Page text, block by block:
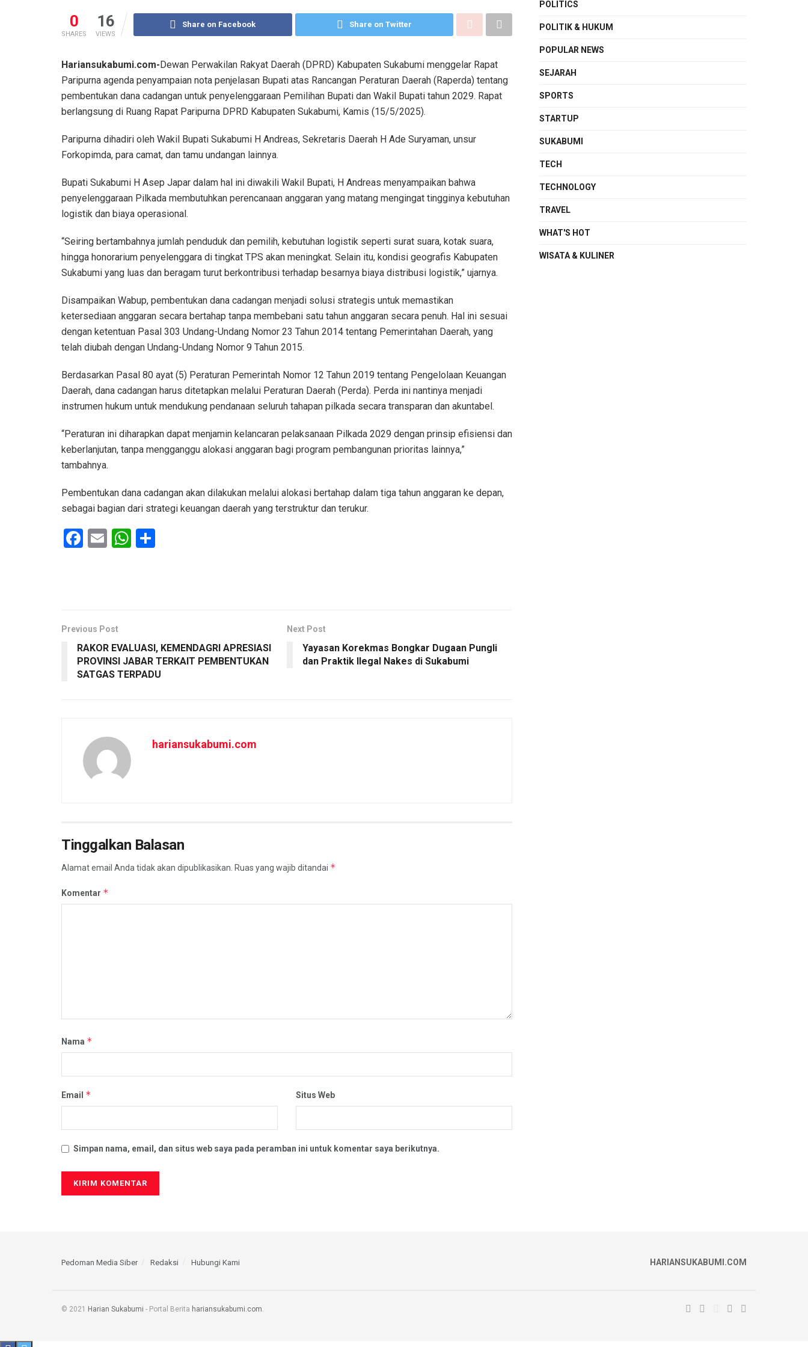
0
SHARES
16
VIEWS
Share on Facebook Share on Twitter
Hariansukabumi.com-Dewan Perwakilan Rakyat Daerah (DPRD) Kabupaten Sukabumi menggelar Rapat
Paripurna agenda penyampaian nota penjelasan Bupati atas Rancangan Peraturan Daerah (Raperda) tentang
pembentukan dana cadangan untuk penyelenggaraan Pemilihan Bupati dan Wakil Bupati tahun 2029. Rapat
berlangsung di Ruang Rapat Paripurna DPRD Kabupaten Sukabumi, Kamis (15/5/2025).
Paripurna dihadiri oleh Wakil Bupati Sukabumi H Andreas, Sekretaris Daerah H Ade Suryaman, unsur
Forkopimda, para camat, dan tamu undangan lainnya.
Bupati Sukabumi H Asep Japar dalam hal ini diwakili Wakil Bupati, H Andreas menyampaikan bahwa
penyelenggaraan Pilkada membutuhkan perencanaan anggaran yang matang mengingat tingginya kebutuhan
logistik dan biaya operasional.
“Seiring bertambahnya jumlah penduduk dan pemilih, kebutuhan logistik seperti surat suara, kotak suara,
hingga honorarium penyelenggara di tingkat TPS akan meningkat. Selain itu, kondisi geografis Kabupaten
Sukabumi yang luas dan beragam turut berkontribusi terhadap besarnya biaya distribusi logistik,” ujarnya.
Disampaikan Wabup, pembentukan dana cadangan menjadi solusi strategis untuk memastikan
ketersediaan anggaran secara bertahap tanpa membebani satu tahun anggaran secara penuh. Hal ini sesuai
dengan ketentuan Pasal 303 Undang-Undang Nomor 23 Tahun 2014 tentang Pemerintahan Daerah, yang
telah diubah dengan Undang-Undang Nomor 9 Tahun 2015.
Berdasarkan Pasal 80 ayat (5) Peraturan Pemerintah Nomor 12 Tahun 2019 tentang Pengelolaan Keuangan
Daerah, dana cadangan harus ditetapkan melalui Peraturan Daerah (Perda). Perda ini nantinya menjadi
instrumen hukum untuk mendukung pendanaan seluruh tahapan pilkada secara transparan dan akuntabel.
“Peraturan ini diharapkan dapat menjamin kelancaran pelaksanaan Pilkada 2029 dengan prinsip efisiensi dan
keberlanjutan, tanpa mengganggu alokasi anggaran bagi program pembangunan prioritas lainnya,”
tambahnya.
Pembentukan dana cadangan akan dilakukan melalui alokasi bertahap dalam tiga tahun anggaran ke depan,
sebagai bagian dari strategi keuangan daerah yang terstruktur dan terukur.
F
o
k
E
W
p
Previous Post
RAKOR EVALUASI, KEMENDAGRI APRESIASI
PROVINSI JABAR TERKAIT PEMBENTUKAN
SATGAS TERPADU
Next Post
Yayasan Korekmas Bongkar Dugaan Pungli
dan Praktik Ilegal Nakes di Sukabumi
hariansukabumi.com
Tinggalkan Balasan
Alamat email Anda tidak akan dipublikasikan. Ruas yang wajib ditandai *
Komentar *
Nama *
Email * Situs Web
Simpan nama, email, dan situs web saya pada peramban ini untuk komentar saya berikutnya.
POLITICS
POLITIK & HUKUM
POPULAR NEWS
SEJARAH
SPORTS
STARTUP
SUKABUMI
TECH
TECHNOLOGY
TRAVEL
WHAT'S HOT
WISATA & KULINER
Pedoman Media Siber Redaksi Hubungi Kami HARIANSUKABUMI.COM
© 2021 Harian Sukabumi - Portal Berita hariansukabumi.com